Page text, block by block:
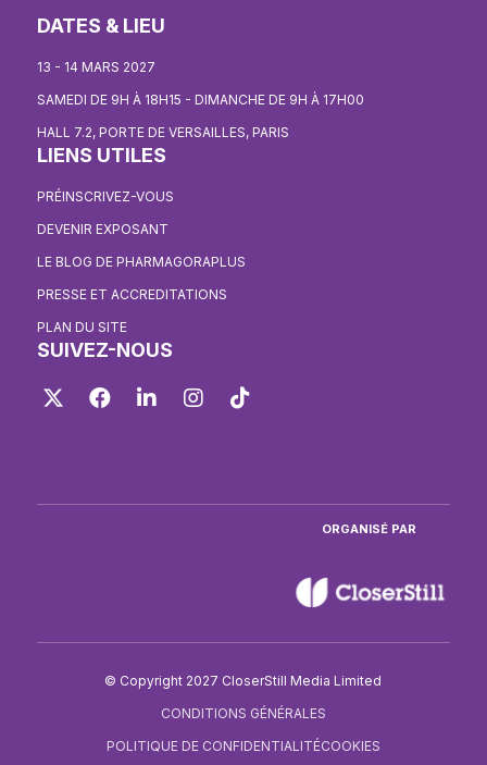
DATES & LIEU
13 - 14 MARS 2027
SAMEDI DE 9H À 18H15 - DIMANCHE DE 9H À 17H00
HALL 7.2, PORTE DE VERSAILLES, PARIS
LIENS UTILES
PRÉINSCRIVEZ-VOUS
DEVENIR EXPOSANT
LE BLOG DE PHARMAGORAPLUS
PRESSE ET ACCREDITATIONS
PLAN DU SITE
SUIVEZ-NOUS
Twitter FacebookLinkedIn Instagram
ORGANISÉ PAR
© Copyright 2027 CloserStill Media Limited
CONDITIONS GÉNÉRALES
POLITIQUE DE CONFIDENTIALITÉCOOKIES